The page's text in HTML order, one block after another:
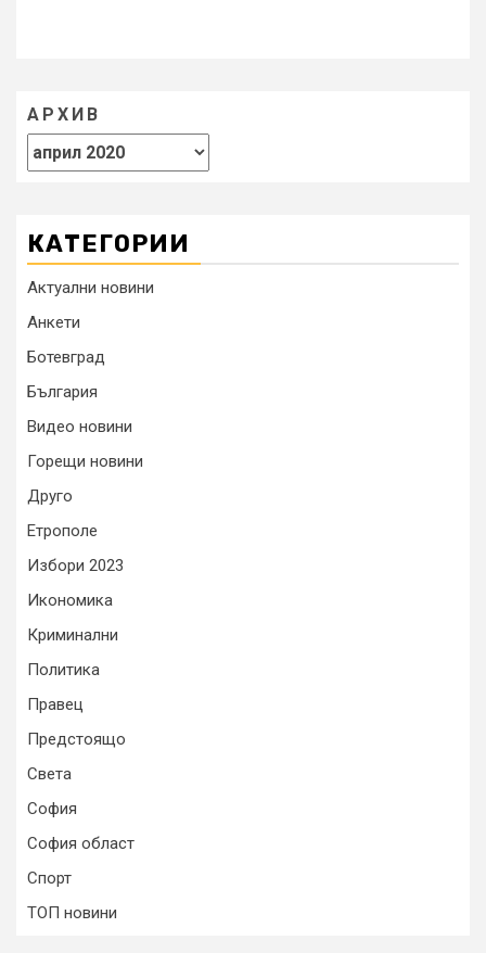
АРХИВ
КАТЕГОРИИ
Актуални новини
Анкети
Ботевград
България
Видео новини
Горещи новини
Друго
Етрополе
Избори 2023
Икономика
Криминални
Политика
Правец
Предстоящо
Света
София
София област
Спорт
ТОП новини